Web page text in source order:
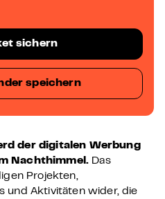
der digitalen Werbung
Nachthimmel. Das
Projekten,
und Aktivitäten wider, die
sichern
speichern